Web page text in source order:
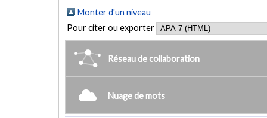
Monter d'un niveau
Pour citer ou exporter
Réseau de collaboration
Nuage de mots